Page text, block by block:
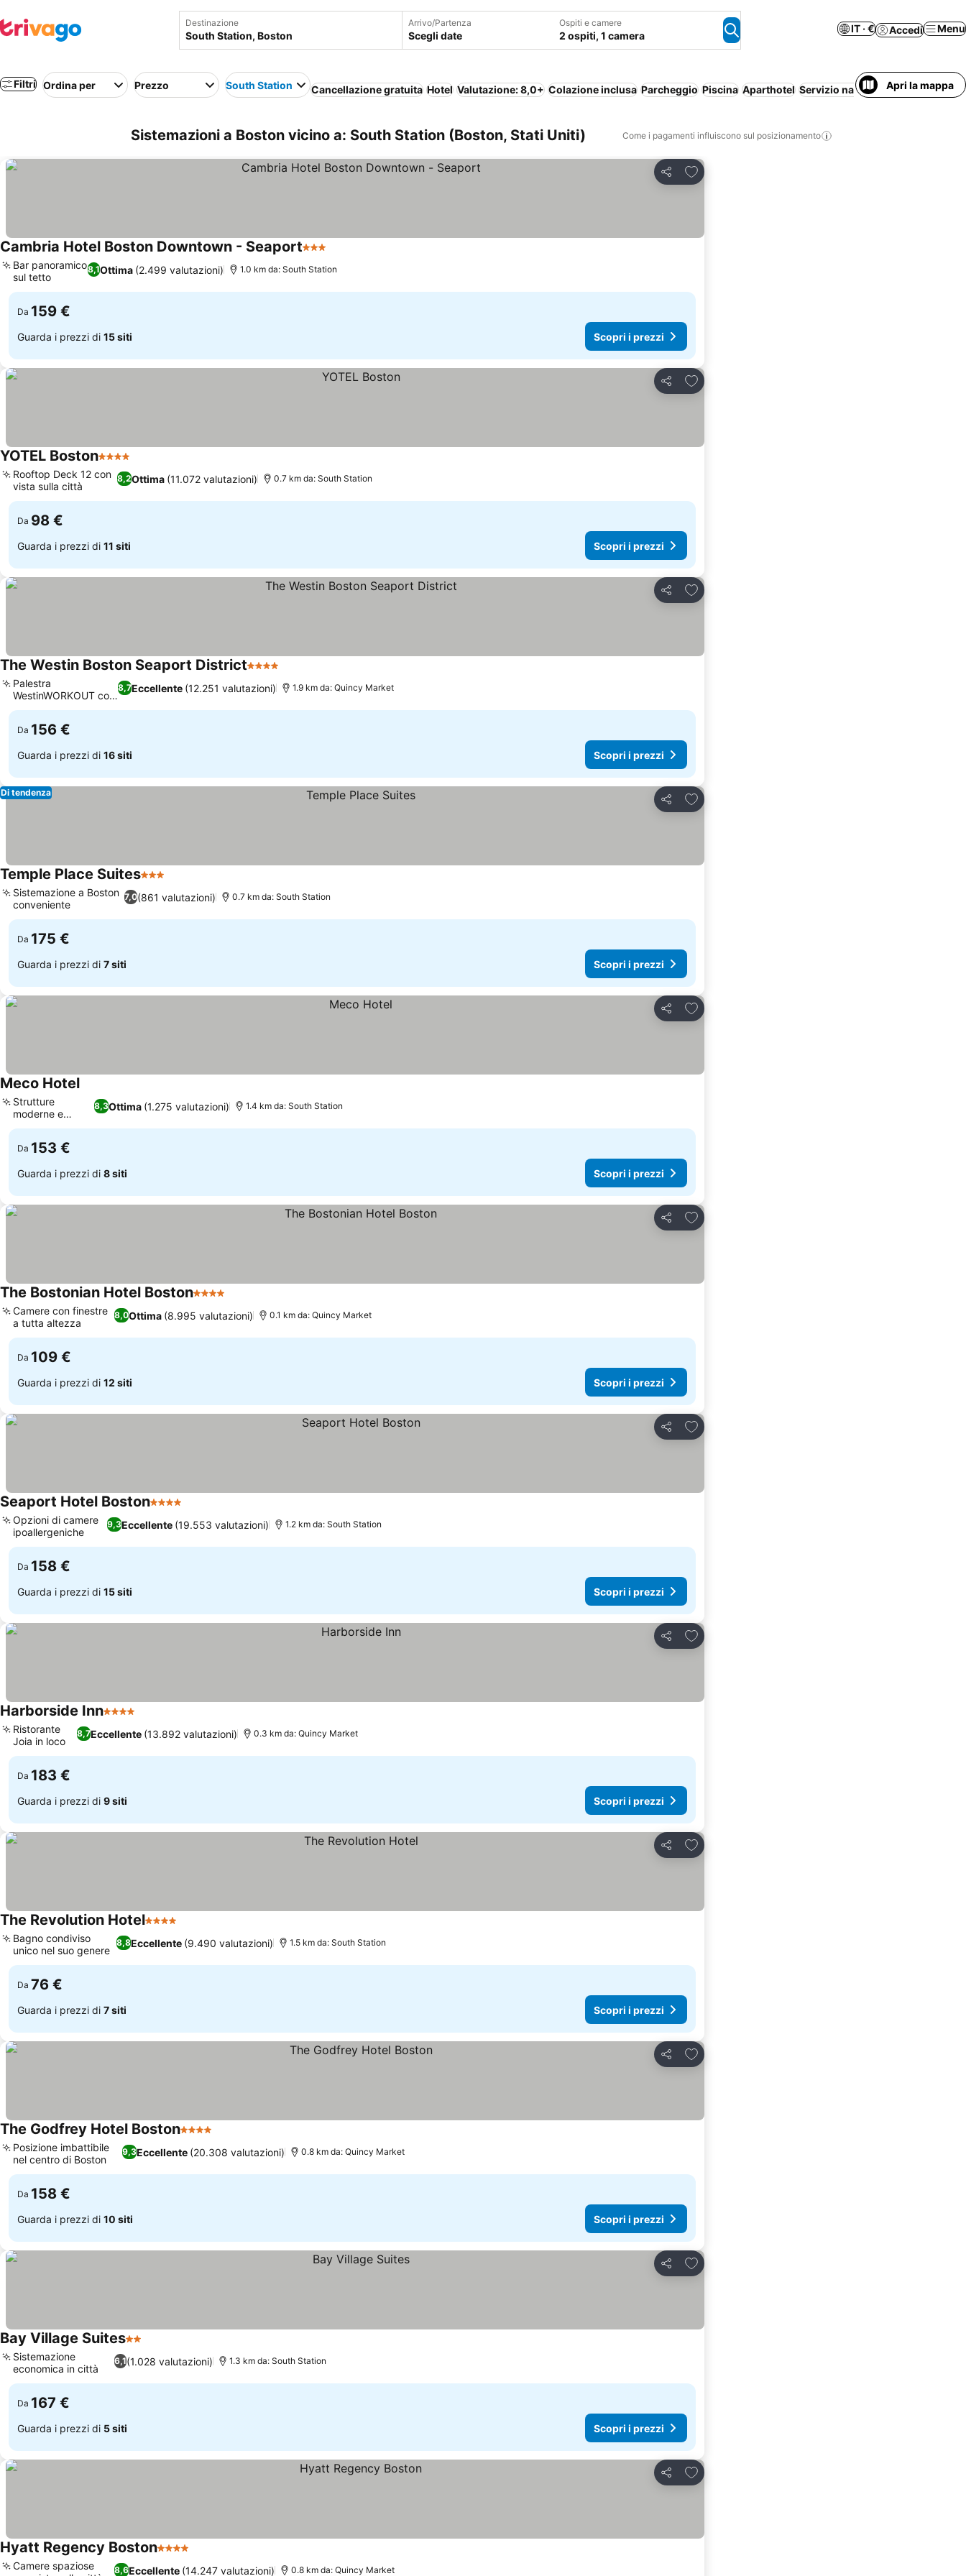
Destinazione Arrivo/Partenza
Scegli date
Ospiti e camere
2 ospiti, 1 camera
IT · € Accedi Menu
Filtri Ordina per Prezzo South Station Cancellazione gratuita Hotel Valutazione: 8,0+ Colazione inclusa Parcheggio Piscina Aparthotel Servizio navetta Wi-Fi Nessun
Apri la mappa
Sistemazioni a Boston vicino a: South Station (Boston, Stati Uniti) Come i pagamenti influiscono sul posizionamento
Condividi
Aggiungi ai preferiti
Cambria Hotel Boston Downtown - Seaport3 Stelle
8,1Ottima (2.499 valutazioni)
Bar panoramico
sul tetto
1.0 km da: South Station
Da 159 €
Guarda i prezzi di 15 siti Scopri i prezzi
Condividi
Aggiungi ai preferiti
YOTEL Boston4 Stelle
8,2Ottima (11.072 valutazioni)
Rooftop Deck 12 con
vista sulla città
0.7 km da: South Station
Da 98 €
Guarda i prezzi di 11 siti Scopri i prezzi
Condividi
Aggiungi ai preferiti
The Westin Boston Seaport District4 Stelle
8,7Eccellente (12.251 valutazioni)
Palestra
WestinWORKOUT con
Peloton
1.9 km da: Quincy Market
Da 156 €
Guarda i prezzi di 16 siti Scopri i prezzi
Condividi
Aggiungi ai preferiti
Di tendenza
Temple Place Suites3 Stelle
7,0(861 valutazioni)
Sistemazione a Boston
conveniente
0.7 km da: South Station
Da 175 €
Guarda i prezzi di 7 siti Scopri i prezzi
Condividi
Aggiungi ai preferiti
Meco Hotel
8,3Ottima (1.275 valutazioni)
Strutture
moderne e
nuove
1.4 km da: South Station
Da 153 €
Guarda i prezzi di 8 siti Scopri i prezzi
Condividi
Aggiungi ai preferiti
The Bostonian Hotel Boston4 Stelle
8,0Ottima (8.995 valutazioni)
Camere con finestre
a tutta altezza
0.1 km da: Quincy Market
Da 109 €
Guarda i prezzi di 12 siti Scopri i prezzi
Condividi
Aggiungi ai preferiti
Seaport Hotel Boston4 Stelle
9,3Eccellente (19.553 valutazioni)
Opzioni di camere
ipoallergeniche
1.2 km da: South Station
Da 158 €
Guarda i prezzi di 15 siti Scopri i prezzi
Condividi
Aggiungi ai preferiti
Harborside Inn4 Stelle
8,7Eccellente (13.892 valutazioni)
Ristorante
Joia in loco
0.3 km da: Quincy Market
Da 183 €
Guarda i prezzi di 9 siti Scopri i prezzi
Condividi
Aggiungi ai preferiti
The Revolution Hotel4 Stelle
8,8Eccellente (9.490 valutazioni)
Bagno condiviso
unico nel suo genere
1.5 km da: South Station
Da 76 €
Guarda i prezzi di 7 siti Scopri i prezzi
Condividi
Aggiungi ai preferiti
The Godfrey Hotel Boston4 Stelle
9,3Eccellente (20.308 valutazioni)
Posizione imbattibile
nel centro di Boston
0.8 km da: Quincy Market
Da 158 €
Guarda i prezzi di 10 siti Scopri i prezzi
Condividi
Aggiungi ai preferiti
Bay Village Suites2 Stelle
6,1(1.028 valutazioni)
Sistemazione
economica in città
1.3 km da: South Station
Da 167 €
Guarda i prezzi di 5 siti Scopri i prezzi
Condividi
Aggiungi ai preferiti
Hyatt Regency Boston4 Stelle
8,6Eccellente (14.247 valutazioni)
Camere spaziose
0.8 km da: Quincy Market